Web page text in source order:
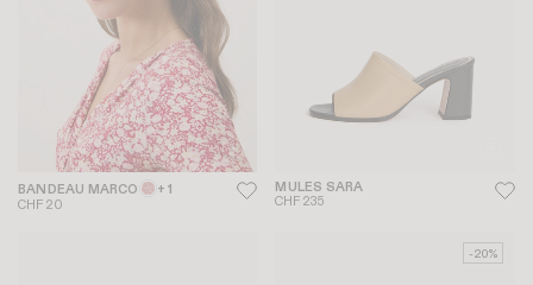
BANDEAU MARCO + 1
CHF 20
MULES SARA
CHF 235
-20%